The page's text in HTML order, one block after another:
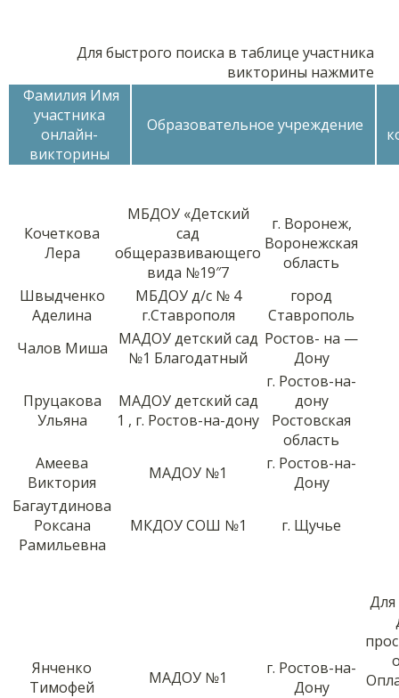
Для быстрого поиска в таблице участника
викторины нажмите
Фамилия Имя
участника
онлайн-
викторины
Образовательное учреждение
Кочеткова
Лера
МБДОУ «Детский
сад
общеразвивающего
вида №19″7
г. Воронеж,
Воронежская
область
Швыдченко
Аделина
МБДОУ д/с № 4
г.Ставрополя
город
Ставрополь
Чалов Миша
МАДОУ детский сад
№1 Благодатный
Ростов- на —
Дону
Пруцакова
Ульяна
МАДОУ детский сад
1 , г. Ростов-на-дону
г. Ростов-на-
дону
Ростовская
область
Амеева
Виктория
МАДОУ №1
г. Ростов-на-
Дону
Багаутдинова
Роксана
Рамильевна
МКДОУ СОШ №1 г. Щучье
Янченко
Тимофей
МАДОУ №1
г. Ростов-на-
Дону
Для